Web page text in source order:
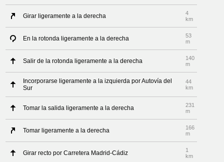
Girar ligeramente a la derecha
4
km
En la rotonda ligeramente a la derecha
53
m
Salir de la rotonda ligeramente a la derecha
140
m
Incorporarse ligeramente a la izquierda por Autovía del
Sur
44
km
Tomar la salida ligeramente a la derecha
231
m
Tomar ligeramente a la derecha
166
m
Girar recto por Carretera Madrid-Cádiz
1
km